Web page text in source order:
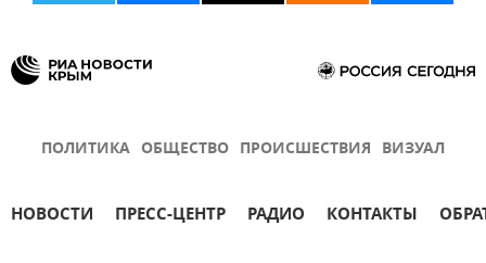
ПОЛИТИКА ОБЩЕСТВО ПРОИСШЕСТВИЯ ВИЗУАЛ
НОВОСТИ ПРЕСС-ЦЕНТР РАДИО КОНТАКТЫ